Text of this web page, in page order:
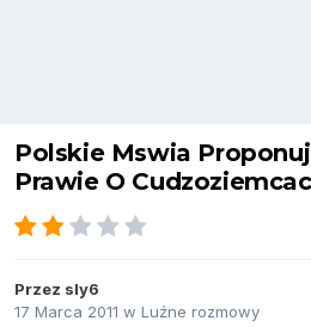
Polskie Mswia
Prawie O
Przez sly6
17 Marca 2011 w Luźne rozmowy